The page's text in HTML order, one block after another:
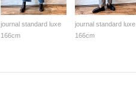
journal standard luxe
166cm
journal standard luxe
166cm